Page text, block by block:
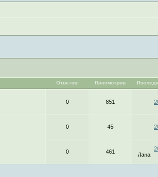
Ответов Просмотров
0
851
0
45
0
461
Лана